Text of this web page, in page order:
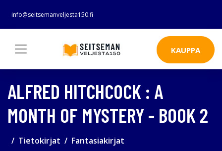
info@seitsemanveljesta150.fi
KAUPPA
ALFRED HITCHCOCK : A
MONTH OF MYSTERY - BOOK 2
Tietokirjat Fantasiakirjat